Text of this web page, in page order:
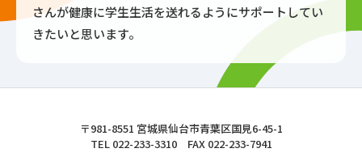
さんが健康に学生生活を送れるようにサポートしてい
きたいと思います。
東北文化学園大学
〒981-8551 宮城県仙台市青葉区国見6-45-1
TEL 022-233-3310 FAX 022-233-7941